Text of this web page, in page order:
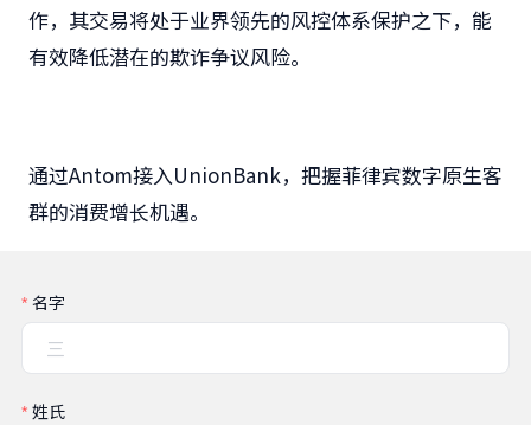
作，其交易将处于业界领先的风控体系保护之下，能
有效降低潜在的欺诈争议风险。
通过Antom接入UnionBank，把握菲律宾数字原生客
群的消费增长机遇。
名字
姓氏